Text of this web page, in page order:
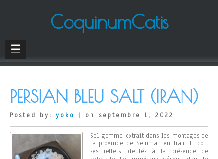
CoquinumCatis
☰
PERSIAN BLEU SALT (IRAN)
Posted by: yoko | on septembre 1, 2022
Sel gemme extrait dans les montages de
la province de Semman en Iran. Il doit
ses reflets bleutés à la présence de